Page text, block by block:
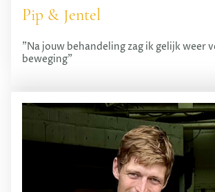
Pip & Jentel
"Na jouw behandeling zag ik gelijk weer
beweging"